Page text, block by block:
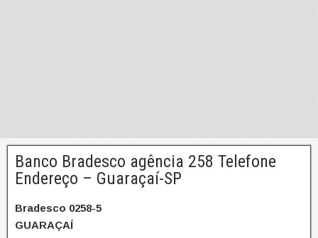
Banco Bradesco agência 258 Telefone
Endereço – Guaraçaí-SP
Bradesco 0258-5
GUARAÇAÍ